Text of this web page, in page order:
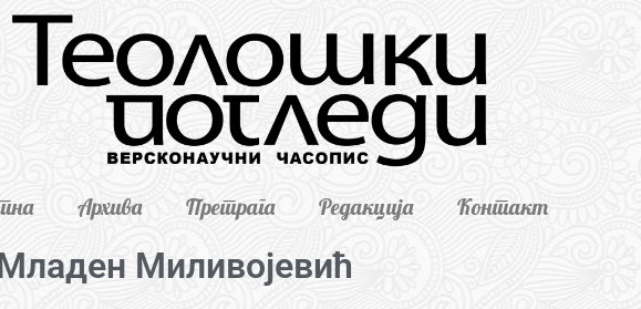
Архива Претрага Редакција Контакт
Миливојевић